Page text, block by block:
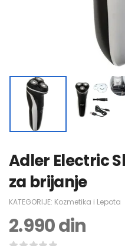
Adler Electric
za brijanje
KATEGORIJE: Kozmetika i Lepota
2.990din